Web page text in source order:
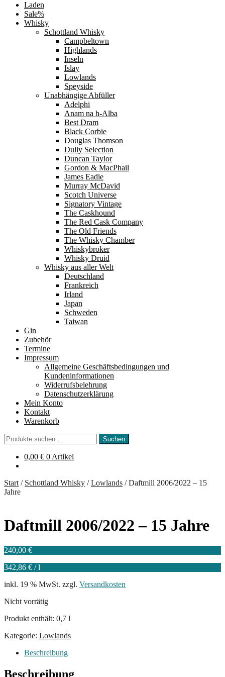
Laden
Sale%
Whisky
Schottland Whisky
Campbeltown
Highlands
Inseln
Islay
Lowlands
Speyside
Unabhängige Abfüller
Adelphi
Anam na h-Alba
Best Dram
Black Corbie
Douglas Thomson
Dully Selection
Duncan Taylor
Gordon & MacPhail
James Eadie
Murray McDavid
Scotch Universe
Signatory Vintage
The Caskhound
The Red Cask Company
The Old Friends
The Whisky Chamber
Whiskybroker
Whisky Druid
Whisky aus aller Welt
Deutschland
Frankreich
Irland
Japan
Schweden
Taiwan
Gin
Zubehör
Termine
Impressum
Allgemeine Geschäftsbedingungen und
Kundeninformationen
Widerrufsbelehrung
Datenschutzerklärung
Mein Konto
Kontakt
Warenkorb
Suchen
nach:
Suchen
0,00 € 0 Artikel
Start / Schottland Whisky /Lowlands /Daftmill 2006/2022 – 15
Jahre
Daftmill 2006/2022 – 15 Jahre
240,00 €
342,86 € /l
inkl. 19 % MwSt. zzgl. Versandkosten
Nicht vorrätig
Produkt enthält: 0,7 l
Kategorie: Lowlands
Beschreibung
Beschreibung